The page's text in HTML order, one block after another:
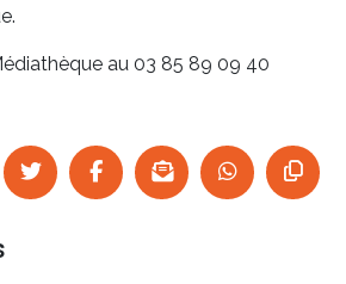
au 03 85 89 09 40